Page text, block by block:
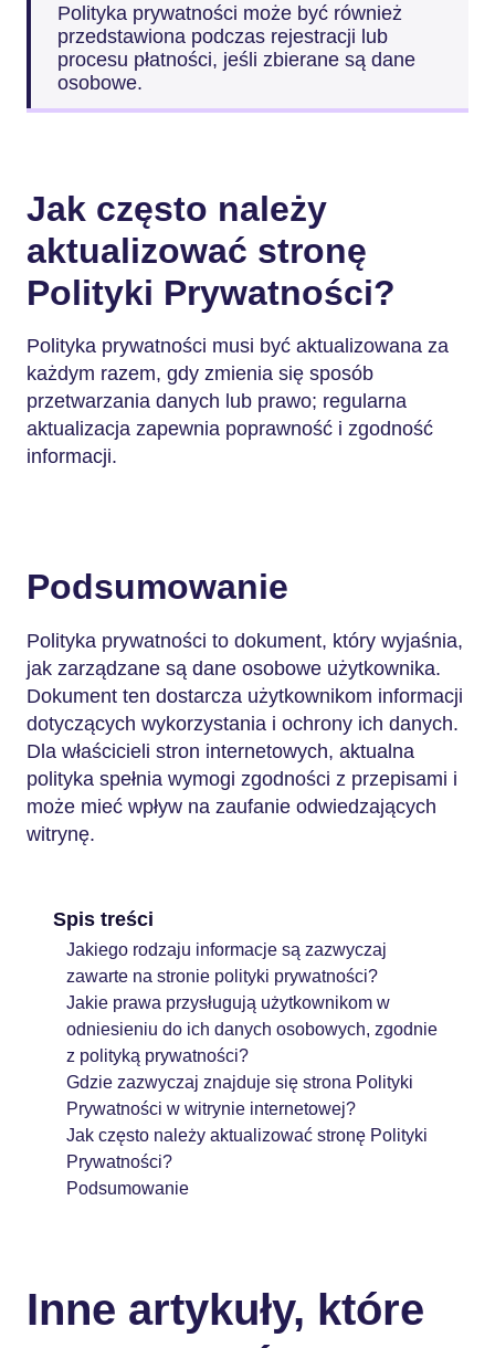
Polityka prywatności może być również
przedstawiona podczas rejestracji lub
procesu płatności, jeśli zbierane są dane
osobowe.
Jak często należy
aktualizować stronę
Polityki Prywatności?
Polityka prywatności musi być aktualizowana za
każdym razem, gdy zmienia się sposób
przetwarzania danych lub prawo; regularna
aktualizacja zapewnia poprawność i zgodność
informacji.
Podsumowanie
Polityka prywatności to dokument, który wyjaśnia,
jak zarządzane są dane osobowe użytkownika.
Dokument ten dostarcza użytkownikom informacji
dotyczących wykorzystania i ochrony ich danych.
Dla właścicieli stron internetowych, aktualna
polityka spełnia wymogi zgodności z przepisami i
może mieć wpływ na zaufanie odwiedzających
witrynę.
Spis treści
Jakiego rodzaju informacje są zazwyczaj
zawarte na stronie polityki prywatności?
Jakie prawa przysługują użytkownikom w
odniesieniu do ich danych osobowych, zgodnie
z polityką prywatności?
Gdzie zazwyczaj znajduje się strona Polityki
Prywatności w witrynie internetowej?
Jak często należy aktualizować stronę Polityki
Prywatności?
Podsumowanie
Inne artykuły, które